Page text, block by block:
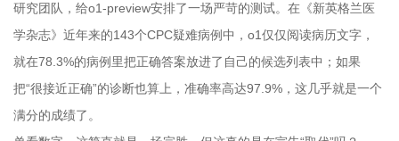
研究团队，给o1-preview安排了一场严苛的测试。在《新英格兰医
学杂志》近年来的143个CPC疑难病例中，o1仅仅阅读病历文字，
就在78.3%的病例里把正确答案放进了自己的候选列表中；如果
把“很接近正确”的诊断也算上，准确率高达97.9%，这几乎就是一个
满分的成绩了。